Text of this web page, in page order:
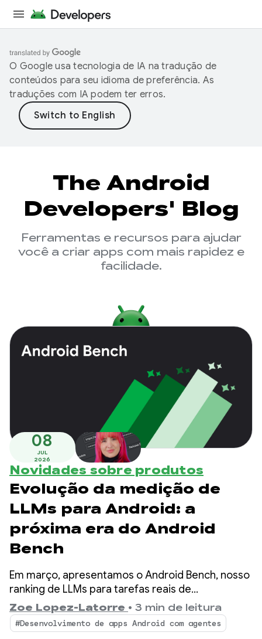
O Google usa tecnologia de IA na tradução de
conteúdos para seu idioma de preferência. As
traduções com IA podem ter erros.
The Android
Developers' Blog
Ferramentas e recursos para ajudar
você a criar apps com mais rapidez e
facilidade.
08
JUL
2026
Novidades sobre produtos
Evolução da medição de
LLMs para Android: a
próxima era do Android
Bench
Em março, apresentamos o Android Bench, nosso
ranking de LLMs para tarefas reais de
desenvolvimento no Android. Desde então,
aprimoramos o benchmark com base no seu
feedback, incluindo a avaliação de modelos de
Zoe Lopez-Latorre • 3 min de leitura
#Desenvolvimento de apps Android com agentes